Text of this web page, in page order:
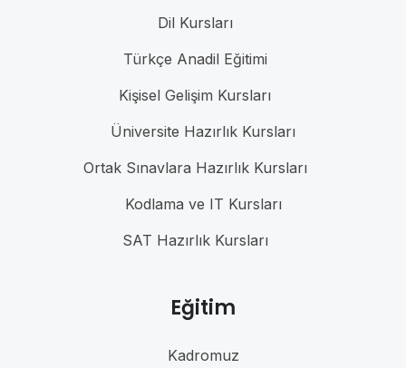
Dil Kursları
Türkçe Anadil Eğitimi
Kişisel Gelişim Kursları
Üniversite Hazırlık Kursları
Ortak Sınavlara Hazırlık Kursları
Kodlama ve IT Kursları
SAT Hazırlık Kursları
Eğitim
Kadromuz